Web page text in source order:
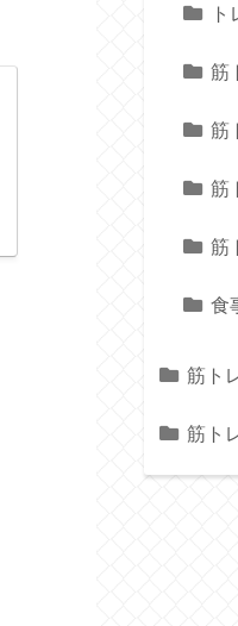
筋
筋
筋
筋
食
筋ト
筋ト